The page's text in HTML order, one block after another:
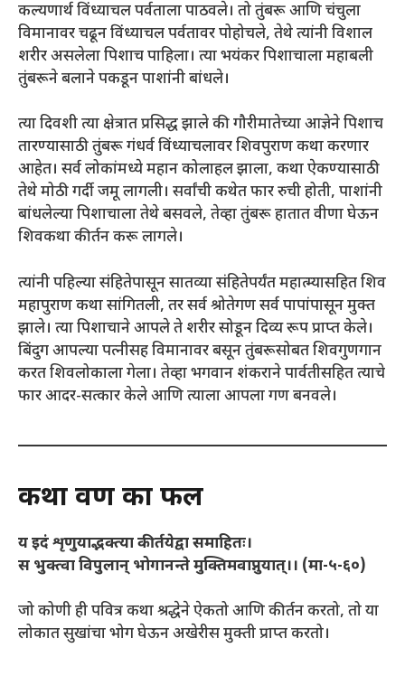
कल्यणार्थ विंध्याचल पर्वताला पाठवले। तो तुंबरू आणि चंचुला
विमानावर चढून विंध्याचल पर्वतावर पोहोचले, तेथे त्यांनी विशाल
शरीर असलेला पिशाच पाहिला। त्या भयंकर पिशाचाला महाबली
तुंबरूने बलाने पकडून पाशांनी बांधले।
त्या दिवशी त्या क्षेत्रात प्रसिद्ध झाले की गौरीमातेच्या आज्ञेने पिशाच
तारण्यासाठी तुंबरू गंधर्व विंध्याचलावर शिवपुराण कथा करणार
आहेत। सर्व लोकांमध्ये महान कोलाहल झाला, कथा ऐकण्यासाठी
तेथे मोठी गर्दी जमू लागली। सर्वांची कथेत फार रुची होती, पाशांनी
बांधलेल्या पिशाचाला तेथे बसवले, तेव्हा तुंबरू हातात वीणा घेऊन
शिवकथा कीर्तन करू लागले।
त्यांनी पहिल्या संहितेपासून सातव्या संहितेपर्यंत महात्म्यासहित शिव
महापुराण कथा सांगितली, तर सर्व श्रोतेगण सर्व पापांपासून मुक्त
झाले। त्या पिशाचाने आपले ते शरीर सोडून दिव्य रूप प्राप्त केले।
बिंदुग आपल्या पत्नीसह विमानावर बसून तुंबरूसोबत शिवगुणगान
करत शिवलोकाला गेला। तेव्हा भगवान शंकराने पार्वतीसहित त्याचे
फार आदर-सत्कार केले आणि त्याला आपला गण बनवले।
कथा श्रवण का फल
य इदं शृणुयाद्भक्त्या कीर्तयेद्वा समाहितः।
स भुक्त्वा विपुलान् भोगानन्ते मुक्तिमवाप्नुयात्।। (मा-५-६०)
जो कोणी ही पवित्र कथा श्रद्धेने ऐकतो आणि कीर्तन करतो, तो या
लोकात सुखांचा भोग घेऊन अखेरीस मुक्ती प्राप्त करतो।